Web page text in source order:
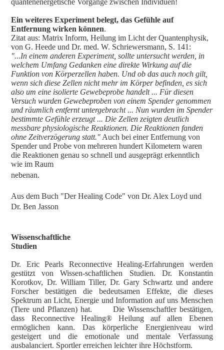
quantenenergetische Vorgänge zwischen Individuen!
Ein weiteres Experiment belegt, das Gefühle auf
Entfernung wirken können.
Zitat aus: Matrix Inform, Heilung im Licht der Quantenphysik,
von G. Heede und Dr. med. W. Schriewersmann, S. 141:
"...In einem anderen Experiment, sollte untersucht werden, in
welchem Umfang Gedanken eine direkte Wirkung auf die
Funktion von Körperzellen haben. Und ob das auch noch gilt,
wenn sich diese Zellen nicht mehr im Körper befinden, es sich
also um eine isolierte Gewebeprobe handelt ... Für diesen
Versuch wurden Gewebeproben von einem Spender genommen
und räumlich entfernt untergebracht ... Nun wurden im Spender
bestimmte Gefühle erzeugt ... Die Zellen zeigten deutlich
messbare physiologische Reaktionen. Die Reaktionen fanden
ohne Zeitverzögerung statt." Auch bei einer Entfernung von
Spender und Probe von mehreren hundert Kilometern waren
die Reaktionen genau so schnell und ausgeprägt erkenntlich
wie im Raum
nebenan.
Aus dem Buch "Der Healing Code" von Dr. Alex Loyd und
Dr. Ben Jasson
Wissenschaftliche
Studien
Dr. Eric Pearls Reconnective Healing-Erfahrungen werden
gestützt von Wissen-schaftlichen Studien. Dr. Konstantin
Korotkov, Dr. William Tiller, Dr. Gary Schwartz und andere
Forscher bestätigen die bedeutsamen Effekte, die dieses
Spektrum an Licht, Energie und Information auf uns Menschen
(Tiere und Pflanzen) hat. Die Wissenschaftler bestätigen,
dass Reconnective Healing® Heilung auf allen Ebenen
ermöglichen kann. Das körperliche Energieniveau wird
gesteigert und die emotionale und mentale Verfassung
ausbalanciert. Sportler erreichen leichter ihre Höchstform.